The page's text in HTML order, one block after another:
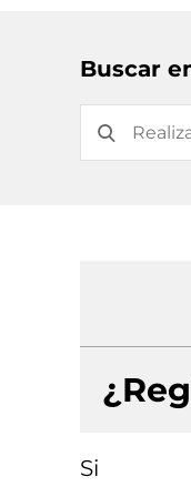
Buscar
Si